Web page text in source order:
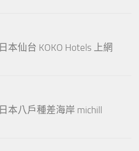
日本仙台 KOKO Hotels 上網
日本八戶種差海岸 michill